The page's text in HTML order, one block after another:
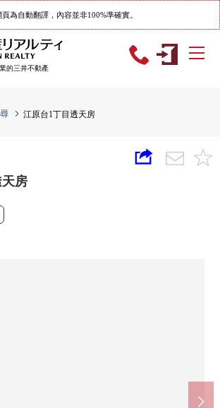
頁為自動翻譯，內容並非100%準確實。
的三井不動產
江原台1丁目透天房
房